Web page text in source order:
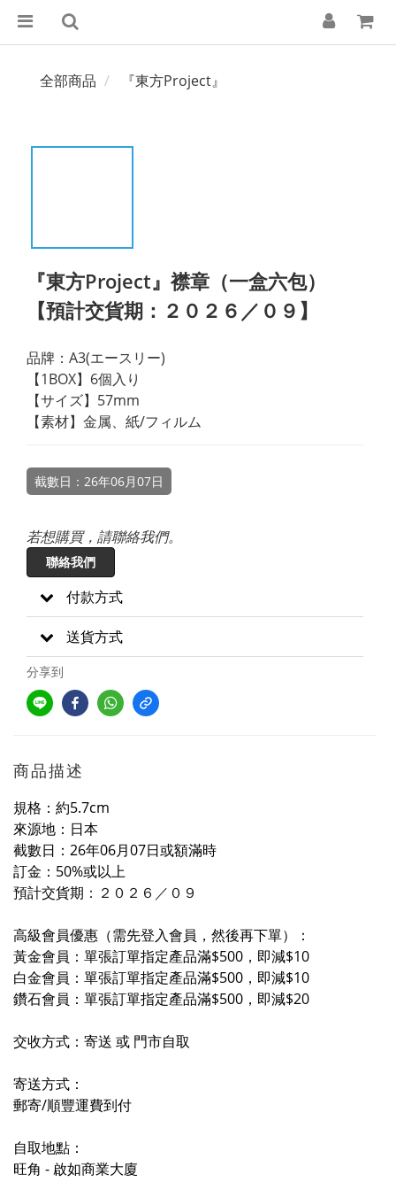
全部商品 『東方Project』
『東方Project』襟章（一盒六包）
【預計交貨期：２０２６／０９】
品牌：A3(エースリー)
【1BOX】6個入り
【サイズ】57mm
【素材】金属、紙/フィルム
截數日：26年06月07日
若想購買，請聯絡我們。
聯絡我們
付款方式
送貨方式
分享到
商品描述
規格：約5.7cm
來源地：日本
截數日：26年06月07日或額滿時
訂金：50%或以上
預計交貨期 ：２０２６／０ ９
高級會員優惠（需先登入會員，然後再下單）：
黃金會員：單張訂單指定產品滿$500，即減$10
白金會員：單張訂單指定產品滿$500，即減$10
鑽石會員：單張訂單指定產品滿$500，即減$20
交收方式：寄送 或 門市自取
寄送方式：
郵寄/順豐運費到付
自取地點：
旺角 - 啟如商業大廈